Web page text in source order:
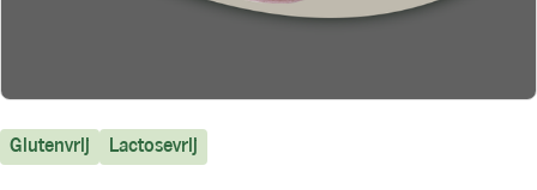
Glutenvrij Lactosevrij